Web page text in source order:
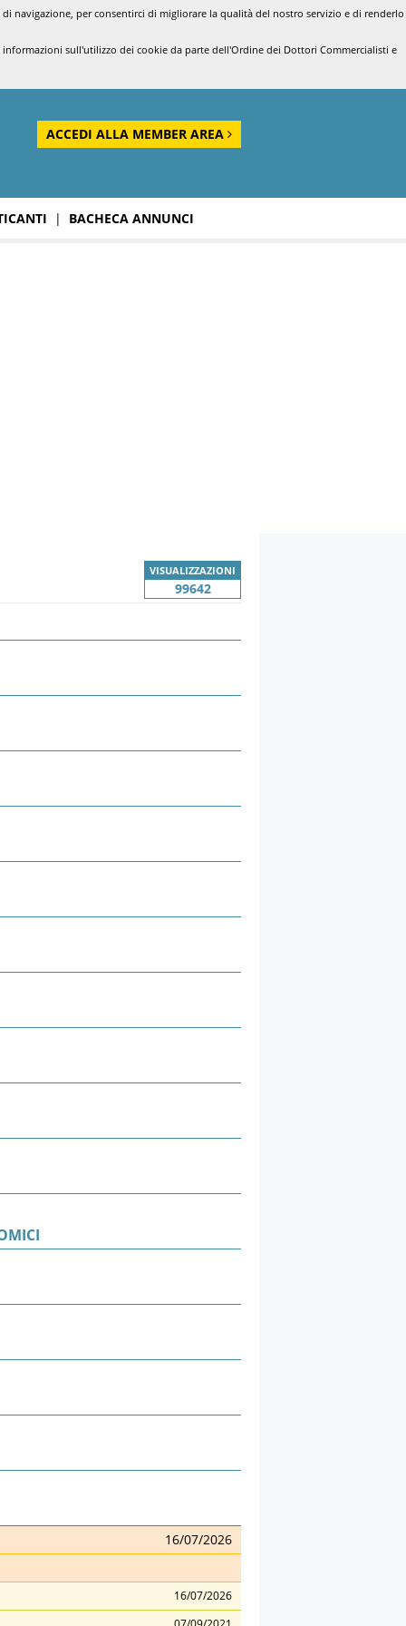
navigazione, per consentirci di migliorare la qualità del nostro servizio e di renderlo
sull'utilizzo dei cookie da parte dell'Ordine dei Dottori Commercialisti e
ACCEDI ALLA MEMBER AREA
| BACHECA ANNUNCI
VISUALIZZAZIONI
99642
16/07/2026
16/07/2026